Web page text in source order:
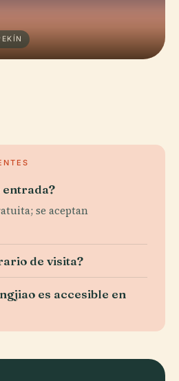
se aceptan
de visita?
es accesible en